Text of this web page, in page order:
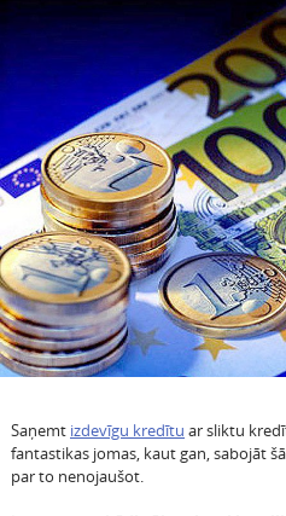
Saņemt izdevīgu kredītu ar sliktu
fantastikas jomas, kaut gan, sabojāt
par to nenojaušot.